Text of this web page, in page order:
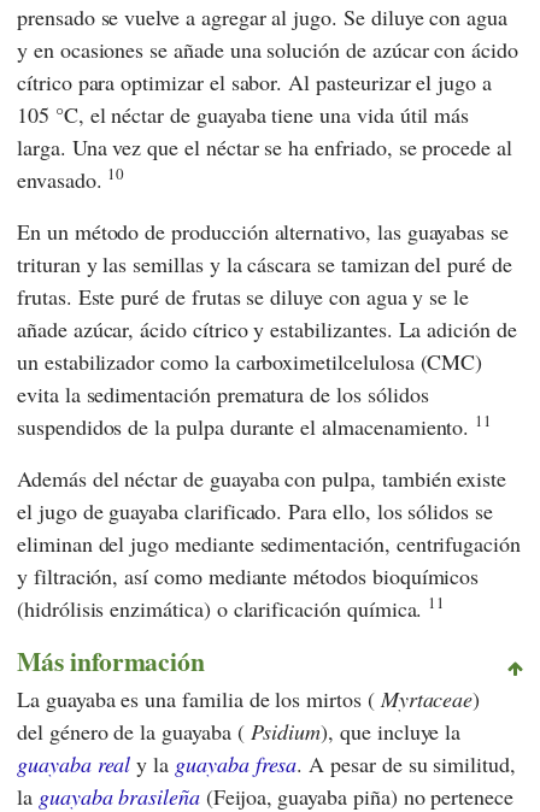
prensado se vuelve a agregar al jugo. Se diluye con agua
y en ocasiones se añade una solución de azúcar con ácido
cítrico para optimizar el sabor. Al pasteurizar el jugo a
105 °C, el néctar de guayaba tiene una vida útil más
larga. Una vez que el néctar se ha enfriado, se procede al
envasado. 10
En un método de producción alternativo, las guayabas se
trituran y las semillas y la cáscara se tamizan del puré de
frutas. Este puré de frutas se diluye con agua y se le
añade azúcar, ácido cítrico y estabilizantes. La adición de
un estabilizador como la carboximetilcelulosa (CMC)
evita la sedimentación prematura de los sólidos
suspendidos de la pulpa durante el almacenamiento. 11
Además del néctar de guayaba con pulpa, también existe
el jugo de guayaba clarificado. Para ello, los sólidos se
eliminan del jugo mediante sedimentación, centrifugación
y filtración, así como mediante métodos bioquímicos
(hidrólisis enzimática) o clarificación química. 11
Más información
La guayaba es una familia de los mirtos ( Myrtaceae)
del género de la guayaba ( Psidium), que incluye la
guayaba real y la guayaba fresa. A pesar de su similitud,
la guayaba brasileña(Feijoa, guayaba piña) no pertenece